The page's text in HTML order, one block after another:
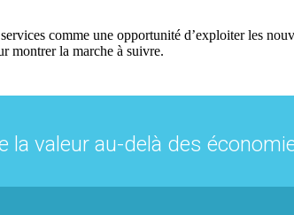
comme une opportunité d’exploiter les
montrer la marche à suivre.
la valeur au-delà des